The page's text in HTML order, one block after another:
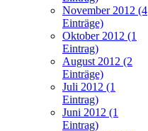
November 2012 (4
Einträge)
Oktober 2012 (1
Eintrag)
August 2012 (2
Einträge)
Juli 2012 (1
Eintrag)
Juni 2012 (1
Eintrag)